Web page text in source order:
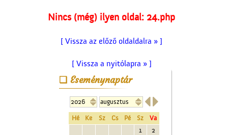
Nincs (még) ilyen oldal: 24.php
[ Vissza az előző oldaldalra » ]
[ Vissza a nyitólapra » ]
Eseménynaptár

Hé Ke Sz Cs Pé Sz
Va
1
2